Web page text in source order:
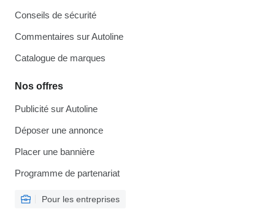
Conseils de sécurité
Commentaires sur Autoline
Catalogue de marques
Nos offres
Publicité sur Autoline
Déposer une annonce
Placer une bannière
Programme de partenariat
Pour les entreprises